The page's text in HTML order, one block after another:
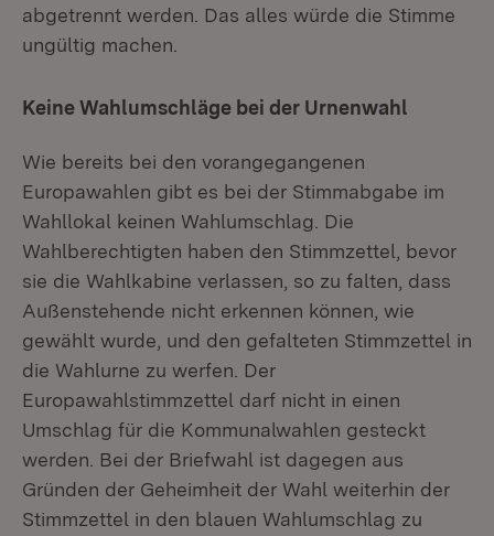
abgetrennt werden. Das alles würde die Stimme
ungültig machen.
Keine Wahlumschläge bei der Urnenwahl
Wie bereits bei den vorangegangenen
Europawahlen gibt es bei der Stimmabgabe im
Wahllokal keinen Wahlumschlag. Die
Wahlberechtigten haben den Stimmzettel, bevor
sie die Wahlkabine verlassen, so zu falten, dass
Außenstehende nicht erkennen können, wie
gewählt wurde, und den gefalteten Stimmzettel in
die Wahlurne zu werfen. Der
Europawahlstimmzettel darf nicht in einen
Umschlag für die Kommunalwahlen gesteckt
werden. Bei der Briefwahl ist dagegen aus
Gründen der Geheimheit der Wahl weiterhin der
Stimmzettel in den blauen Wahlumschlag zu